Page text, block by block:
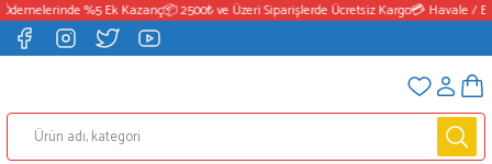
%5 Ek Kazanç📦 2500₺ ve Üzeri Siparişlerde Ücretsiz Kargo💳 Havale /